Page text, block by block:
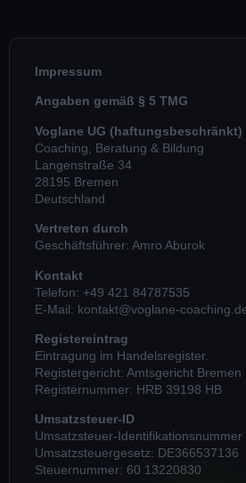
Impressum
Angaben gemäß § 5 TMG
Voglane UG (haftungsbeschränkt)
Coaching, Beratung & Bildung
Langenstraße 34
28195 Bremen
Deutschland
Vertreten durch
Geschäftsführer: Amro Aburok
Kontakt
Telefon: +49 421 84787535
E-Mail: kontakt@voglane-
Registereintrag
Eintragung im Handelsregister.
Registergericht: Amtsgericht Bremen
Registernummer: HRB 39198 HB
Umsatzsteuer-ID
Umsatzsteuer-
Umsatzsteuergesetz: DE366537136
Steuernummer: 60 13220830